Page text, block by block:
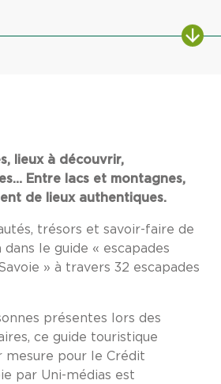
lieux à découvrir,
Entre lacs et montagnes,
de lieux authentiques.
trésors et savoir-faire de
le guide « escapades
» à travers 32 escapades
présentes lors des
ce guide touristique
mesure pour le Crédit
par Uni-médias est